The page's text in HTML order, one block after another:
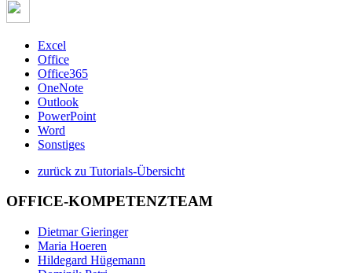
Excel
Office
Office365
OneNote
Outlook
PowerPoint
Word
Sonstiges
zurück zu Tutorials-Übersicht
OFFICE-KOMPETENZTEAM
Dietmar Gieringer
Maria Hoeren
Hildegard Hügemann